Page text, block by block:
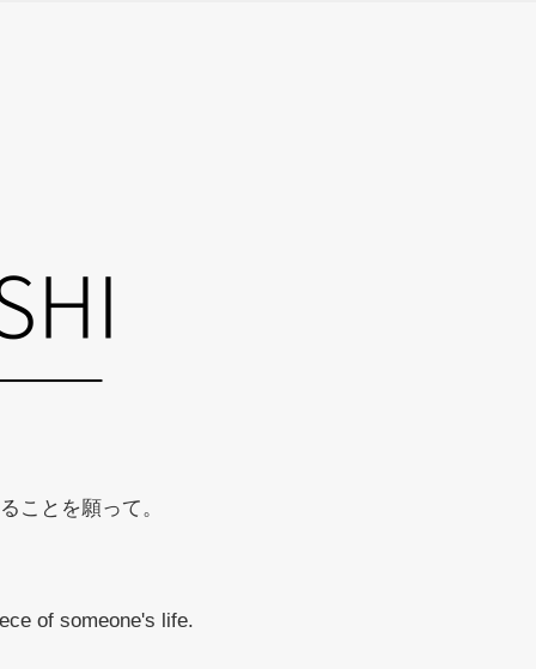
ことを願って。
of someone's life.